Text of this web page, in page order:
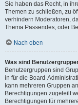
Sie haben das Recht, in
Themen zu schließen, zu
verhindern Moderatoren,
Thema Passendes, oder
Nach oben
Was sind
Benutzergruppen sind
in für die Board-
kann mehreren Gruppen
Berechtigungen zugeteilt
Berechtigungen für